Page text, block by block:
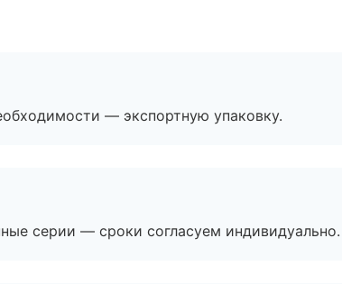
— экспортную упаковку.
серии — сроки согласуем индивидуально.